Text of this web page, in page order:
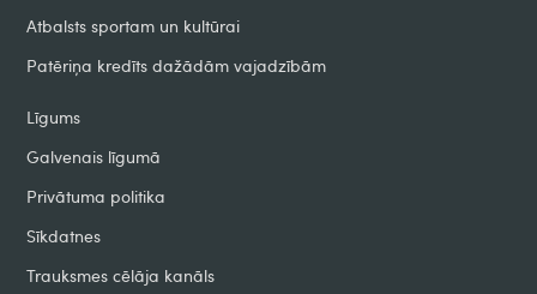
Atbalsts sportam un kultūrai
Patēriņa kredīts dažādām vajadzībām
Līgums
Galvenais līgumā
Privātuma politika
Sīkdatnes
Trauksmes cēlāja kanāls